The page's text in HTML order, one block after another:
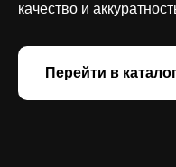
качество и
Перейти в